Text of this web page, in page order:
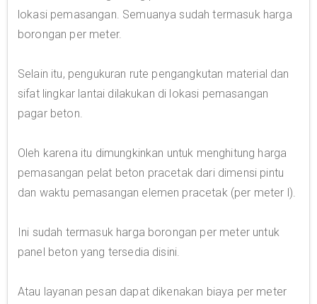
lokasi pemasangan. Semuanya sudah termasuk harga
borongan per meter.
Selain itu, pengukuran rute pengangkutan material dan
sifat lingkar lantai dilakukan di lokasi pemasangan
pagar beton.
Oleh karena itu dimungkinkan untuk menghitung harga
pemasangan pelat beton pracetak dari dimensi pintu
dan waktu pemasangan elemen pracetak (per meter l).
Ini sudah termasuk harga borongan per meter untuk
panel beton yang tersedia disini.
Atau layanan pesan dapat dikenakan biaya per meter